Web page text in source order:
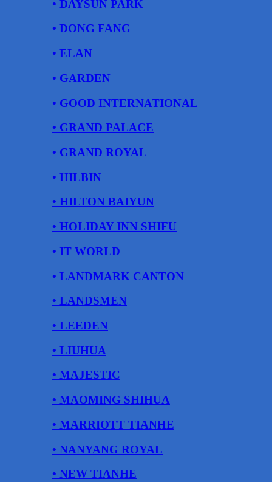
• DAYSUN PARK
• DONG FANG
• ELAN
• GARDEN
• GOOD INTERNATIONAL
• GRAND PALACE
• GRAND ROYAL
• HILBIN
• HILTON BAIYUN
• HOLIDAY INN SHIFU
• IT WORLD
• LANDMARK CANTON
• LANDSMEN
• LEEDEN
• LIUHUA
• MAJESTIC
• MAOMING SHIHUA
• MARRIOTT TIANHE
• NANYANG ROYAL
• NEW TIANHE